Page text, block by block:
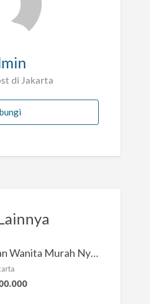
di Jakarta
Kosan Wanita Murah Nyaman di Jakarta Selatan